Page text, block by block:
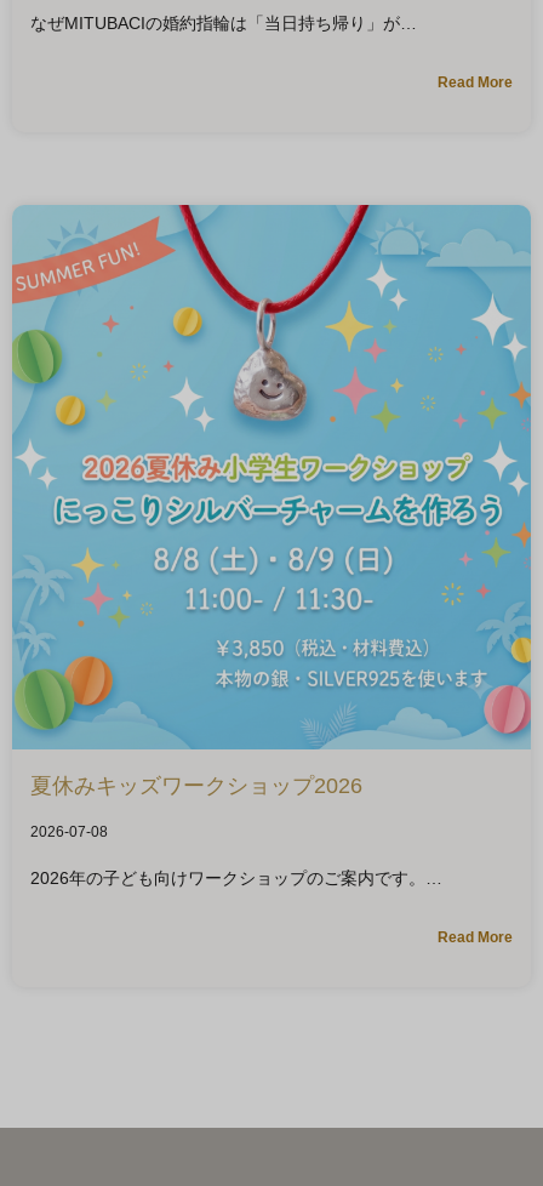
なぜMITUBACIの婚約指輪は「当日持ち帰り」が
Read More
夏休みキッズワークショップ2026
2026-07-08
2026年の子ども向けワークショップのご案内です。
Read More